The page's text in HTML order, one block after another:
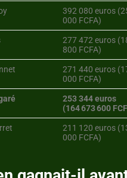
392 080 euros
000 FCFA)
277 472 euros
800 FCFA)
271 440 euros
000 FCFA)
253 344 euros
(164 673 600
211 120 euros
000 FCFA)